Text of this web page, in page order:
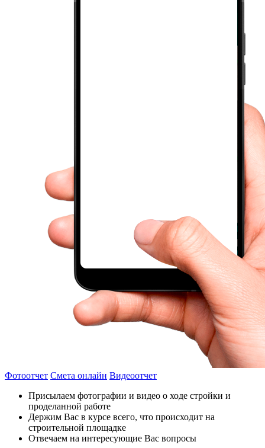
Фотоотчет Смета онлайн Видеоотчет
Присылаем фотографии и видео о ходе стройки и
проделанной работе
Держим Вас в курсе всего, что происходит на
строительной площадке
Отвечаем на интересующие Вас вопросы